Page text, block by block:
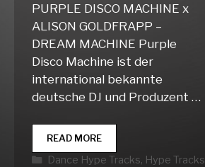
PURPLE DISCO MACHINE x
ALISON GOLDFRAPP –
DREAM MACHINE Purple
Disco Machine ist der
international bekannte
deutsche DJ und Produzent …
READ MOREDANCE
HYPE
TRACKS
Kategorien
Dance Hype Tracks, Hype Tracks